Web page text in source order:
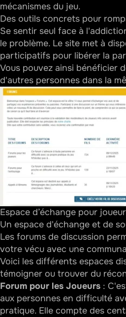
mécanismes du jeu.
Des outils concrets pour
Se sentir seul face à
le problème. Le site met à
participatifs pour libérer la
Vous pouvez ainsi bénéficier
d'autres personnes dans la
Espace d’échange pour
Un espace d'échange et de
Les forums de discussion
votre vécu avec une
Voici les différents espaces
témoigner ou trouver du
Forum pour les Joueurs :
aux personnes en difficulté
pratique. Elle compte des